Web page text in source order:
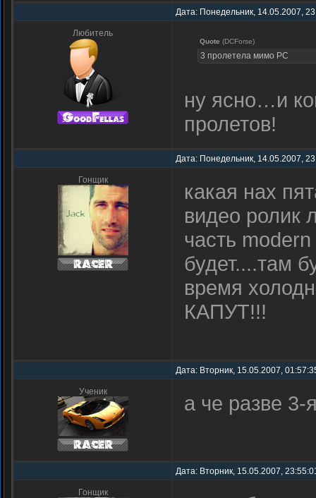
Дата: Понедельник, 14.05.2007,
Любитель
Quote (DCForse)
3 пролетела мимо PC
ну ясно…и
пролетов!
Дата: Понедельник, 14.05.2007,
Гонщик
какая нах
видео ролик
часть
будет....там
время
КАПУТ!!!
Дата: Вторник, 15.05.2007,
Ученик а че разве
Дата: Вторник, 15.05.2007,
Гонщик